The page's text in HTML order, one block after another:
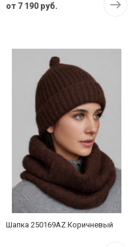
от 7 190 руб.
Шапка 250169AZ Коричневый